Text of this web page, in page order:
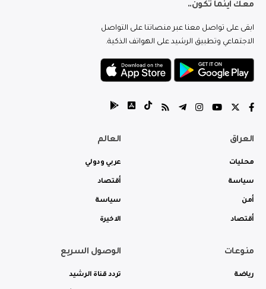
معك اينما تكون..
ابقى على تواصل معنا عبر منصاتنا على التواصل
الاجتماعي وتطبيق الرشيد على الهواتف الذكية.
العراق
محليات
سياسة
أمن
أقتصاد
العالم
عربي ودولي
أقتصاد
سياسة
الاخيرة
منوعات
رياضة
الوصول السريع
تردد قناة الرشيد